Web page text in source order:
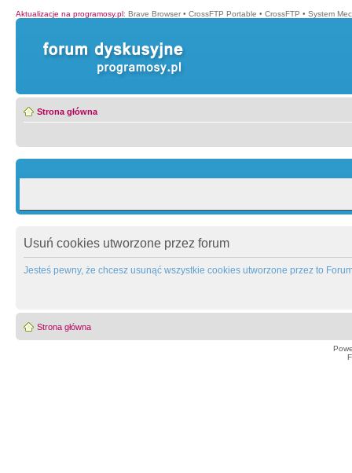
Aktualizacje na programosy.pl: Brave Browser • CrossFTP Portable • CrossFTP • System
Strona główna
Usuń cookies utworzone przez forum
Jesteś pewny, że chcesz usunąć wszystkie cookies utworzone przez to
Strona główna